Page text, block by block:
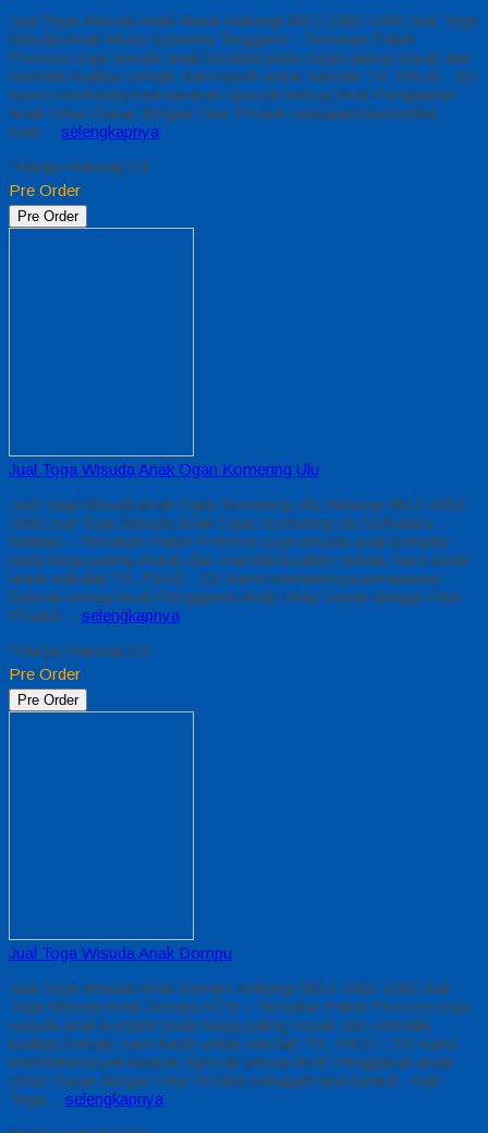
Jual Toga Wisuda Anak Muna Hubungi 0812-2282-1060 Jual Toga
Wisuda Anak Muna Sulawesi Tenggara – Temukan Paket
Promosi toga wisuda anak komplet pada harga paling murah dan
memiliki kualitas terbaik, kami kasih untuk sekolah TK, PAUD , SD
Kami memberinya penawaran Special semua level Pengajaran
Anak Umur Dasar dengan Fitur Produk sebagaimana berikut :
Kain… selengkapnya
*Harga Hubungi CS
Pre Order
Pre Order
Jual Toga Wisuda Anak Ogan Komering Ulu
Jual Toga Wisuda Anak Ogan Komering Ulu Hubungi 0812-2282-
1060 Jual Toga Wisuda Anak Ogan Komering Ulu Sumatera
Selatan – Temukan Paket Promosi toga wisuda anak komplet
pada harga paling murah dan memiliki kualitas terbaik, kami kasih
untuk sekolah TK, PAUD , SD Kami memberinya penawaran
Special semua level Pengajaran Anak Umur Dasar dengan Fitur
Produk… selengkapnya
*Harga Hubungi CS
Pre Order
Pre Order
Jual Toga Wisuda Anak Dompu
Jual Toga Wisuda Anak Dompu Hubungi 0812-2282-1060 Jual
Toga Wisuda Anak Dompu NTB – Temukan Paket Promosi toga
wisuda anak komplet pada harga paling murah dan memiliki
kualitas terbaik, kami kasih untuk sekolah TK, PAUD , SD Kami
memberinya penawaran Special semua level Pengajaran Anak
Umur Dasar dengan Fitur Produk sebagaimana berikut : Kain
Toga… selengkapnya